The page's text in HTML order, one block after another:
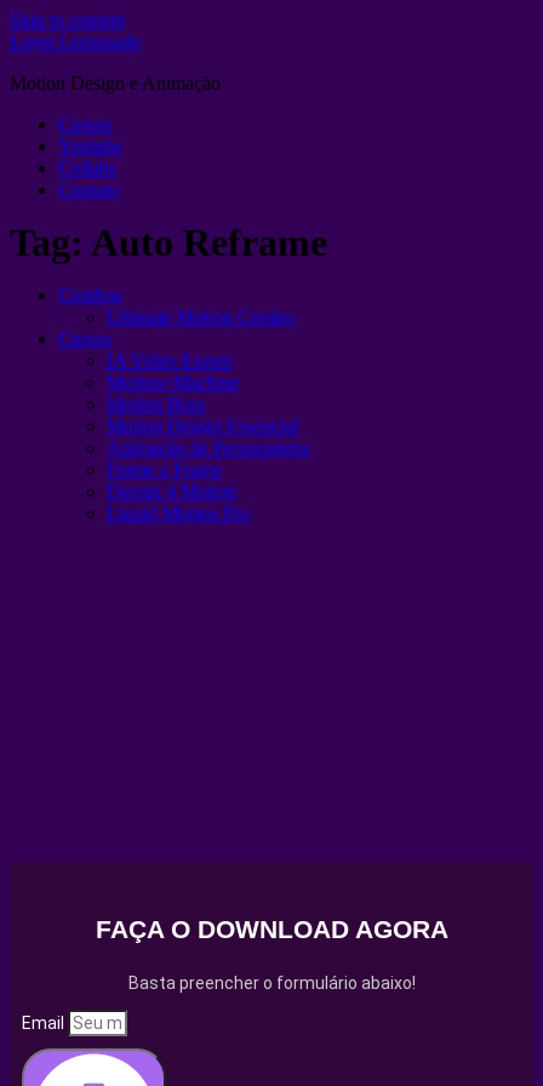
Skip to content
Layer Lemonade
Motion Design e Animação
Cursos
Youtube
Collabs
Contato
Tag: Auto Reframe
Combos
Ultimate Motion Combo
Cursos
IA Video Expert
Motion+Machine
Motion Boss
Motion Design Essencial
Animação de Personagens
Frame a Frame
Design 4 Motion
Liquid Motion Pro
FAÇA O DOWNLOAD AGORA
Basta preencher o formulário abaixo!
Email